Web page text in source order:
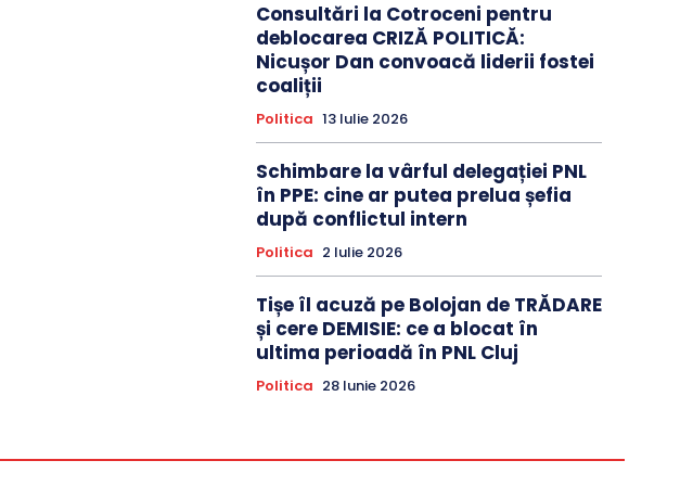
Consultări la Cotroceni pentru
deblocarea CRIZĂ POLITICĂ:
Nicușor Dan convoacă liderii fostei
coaliții
Politica 13 Iulie 2026
Schimbare la vârful delegației PNL
în PPE: cine ar putea prelua șefia
după conflictul intern
Politica 2 Iulie 2026
Tișe îl acuză pe Bolojan de TRĂDARE
și cere DEMISIE: ce a blocat în
ultima perioadă în PNL Cluj
Politica 28 Iunie 2026